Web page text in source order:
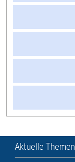
Aktuelle Themen